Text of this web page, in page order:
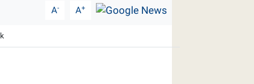
A- A+